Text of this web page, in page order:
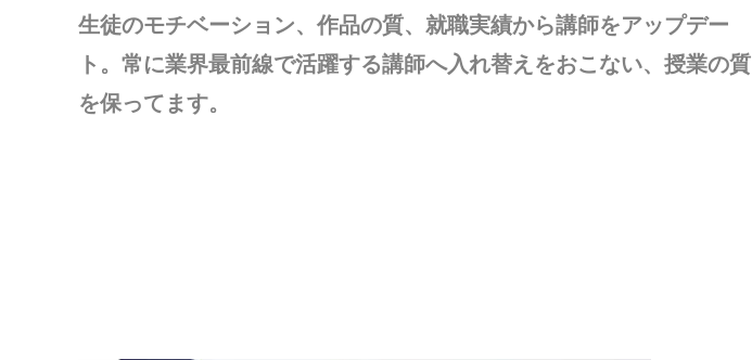
生徒のモチベーション、作品の質、就職実績から講師をアップデー
ト。常に業界最前線で活躍する講師へ入れ替えをおこない、授業の質
を保ってます。